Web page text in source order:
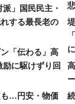
」国民民主・
する最長老の
「伝わる」高
に駆けずり回
も…円安・物価